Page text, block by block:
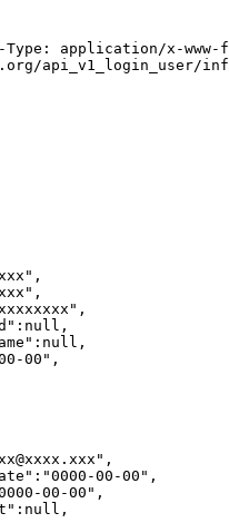
Type: application/x-www-
api_v1_login_user/
" ,
" ,
" ,
: null ,
: null ,
00 " ,
" ,
: "0000-00-00 " ,
00-00 " ,
: null ,